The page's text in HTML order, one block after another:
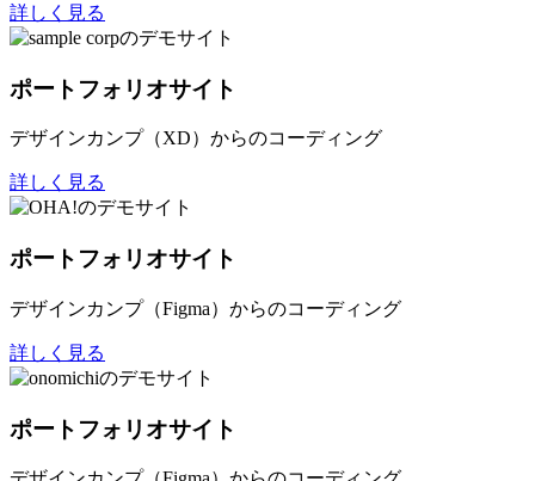
詳しく見る
ポートフォリオサイト
デザインカンプ（XD）からのコーディング
詳しく見る
ポートフォリオサイト
デザインカンプ（Figma）からのコーディング
詳しく見る
ポートフォリオサイト